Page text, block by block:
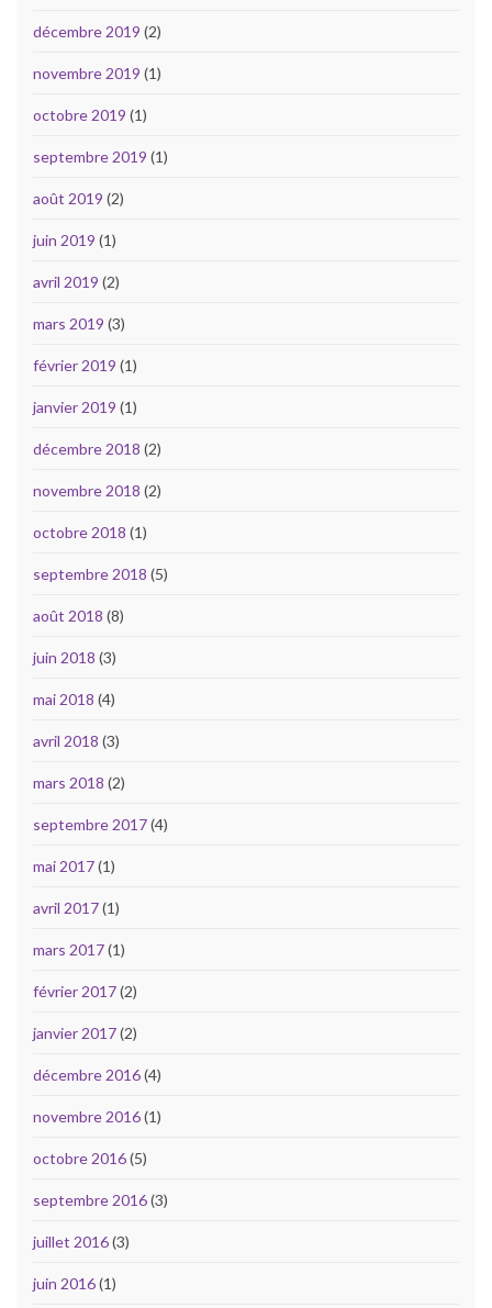
décembre 2019 (2)
novembre 2019 (1)
octobre 2019 (1)
septembre 2019 (1)
août 2019 (2)
juin 2019 (1)
avril 2019 (2)
mars 2019 (3)
février 2019 (1)
janvier 2019 (1)
décembre 2018 (2)
novembre 2018 (2)
octobre 2018 (1)
septembre 2018 (5)
août 2018 (8)
juin 2018 (3)
mai 2018 (4)
avril 2018 (3)
mars 2018 (2)
septembre 2017(4)
mai 2017(1)
avril 2017(1)
mars 2017(1)
février 2017(2)
janvier 2017(2)
décembre 2016(4)
novembre 2016(1)
octobre 2016(5)
septembre 2016(3)
juillet 2016(3)
juin 2016(1)